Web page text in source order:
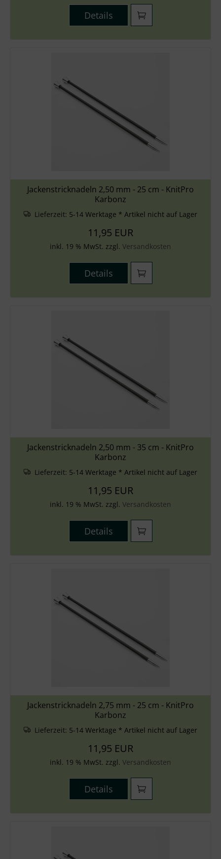
Details
Jackenstricknadeln 2,50 mm - 25 cm - KnitPro
Karbonz
Lieferzeit: 5-14 Werktage * Artikel nicht auf Lager
11,95 EUR
inkl. 19 % MwSt. zzgl. Versandkosten
Details
Jackenstricknadeln 2,50 mm - 35 cm - KnitPro
Karbonz
Lieferzeit: 5-14 Werktage * Artikel nicht auf Lager
11,95 EUR
inkl. 19 % MwSt. zzgl. Versandkosten
Details
Jackenstricknadeln 2,75 mm - 25 cm - KnitPro
Karbonz
Lieferzeit: 5-14 Werktage * Artikel nicht auf Lager
11,95 EUR
inkl. 19 % MwSt. zzgl. Versandkosten
Details